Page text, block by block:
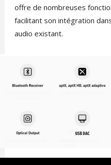
offre de nombreuses
facilitant son intégration
audio existant.